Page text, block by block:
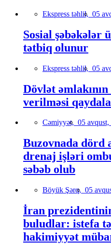
Ekspress təhlil, 05
Sosial şəbəkələr
tətbiq olunur
Ekspress təhlil, 05
Dövlət
verilməsi
Cəmiyyət, 05 avqust,
Buzovnada dörd
drenaj işləri
səbəb olub
Böyük Şərq, 05
İran
buludlar: istefa
hakimiyyət